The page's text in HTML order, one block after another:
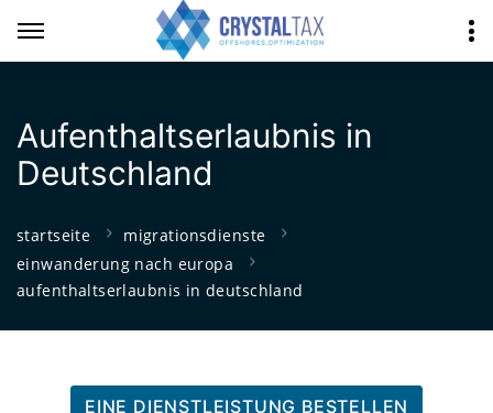
Aufenthaltserlaubnis in
Deutschland
startseite
migrationsdienste
einwanderung nach europa
aufenthaltserlaubnis in deutschland
EINE DIENSTLEISTUNG BESTELLEN